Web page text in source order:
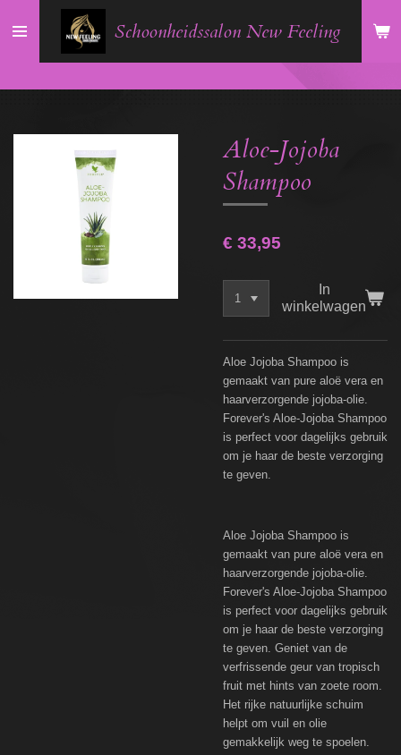
direct
hoofdinhoud
Schoonheidssalon New Feeling
Aloe-Jojoba
Shampoo
€ 33,95
In
winkelwagen
Aloe Jojoba Shampoo is
gemaakt van pure aloë vera en
haarverzorgende jojoba-olie.
Forever's Aloe-Jojoba Shampoo
is perfect voor dagelijks gebruik
om je haar de beste verzorging
te geven.
Aloe Jojoba Shampoo is
gemaakt van pure aloë vera en
haarverzorgende jojoba-olie.
Forever's Aloe-Jojoba Shampoo
is perfect voor dagelijks gebruik
om je haar de beste verzorging
te geven. Geniet van de
verfrissende geur van tropisch
fruit met hints van zoete room.
Het rijke natuurlijke schuim
helpt om vuil en olie
gemakkelijk weg te spoelen.